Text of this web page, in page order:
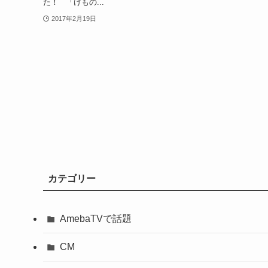
た！ 「けもの...
2017年2月19日
カテゴリー
AmebaTVで話題
CM